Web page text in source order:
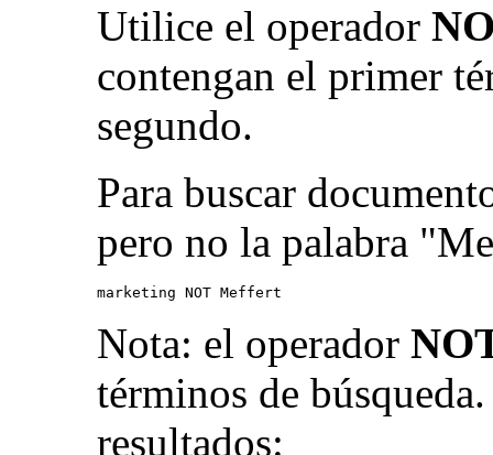
Utilice el operador
contengan el primer
segundo.
Para buscar
pero no la palabra
marketing NOT Meffert
Nota: el operador
términos de
resultados: